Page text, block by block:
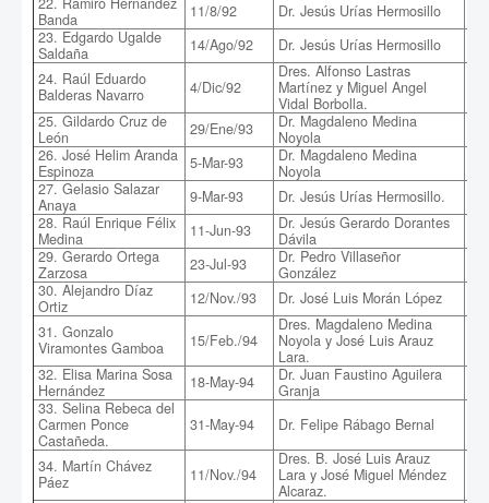
Banda
11/8/92 Dr. Jesús Urías Hermosillo
23. Edgardo Ugalde
Saldaña
14/Ago/92 Dr. Jesús Urías Hermosillo
24. Raúl Eduardo
Balderas Navarro
4/Dic/92
Dres. Alfonso Lastras
Martínez y Miguel Angel
Vidal Borbolla.
25. Gildardo Cruz de
León
29/Ene/93
Dr. Magdaleno Medina
Noyola
26. José Helim Aranda
Espinoza
5-Mar-93
Dr. Magdaleno Medina
Noyola
27. Gelasio Salazar
Anaya
9-Mar-93 Dr. Jesús Urías Hermosillo.
28. Raúl Enrique Félix
Medina
11-Jun-93
Dr. Jesús Gerardo Dorantes
Dávila
29. Gerardo Ortega
Zarzosa
23-Jul-93
Dr. Pedro Villaseñor
González
30. Alejandro Díaz
Ortiz
12/Nov./93 Dr. José Luis Morán López
31. Gonzalo
Viramontes Gamboa
15/Feb./94
Dres. Magdaleno Medina
Noyola y José Luis Arauz
Lara.
32. Elisa Marina Sosa
Hernández
18-May-94
Dr. Juan Faustino Aguilera
Granja
33. Selina Rebeca del
Carmen Ponce
Castañeda.
31-May-94 Dr. Felipe Rábago Bernal
34. Martín Chávez
Páez
11/Nov./94
Dres. B. José Luis Arauz
Lara y José Miguel Méndez
Alcaraz.